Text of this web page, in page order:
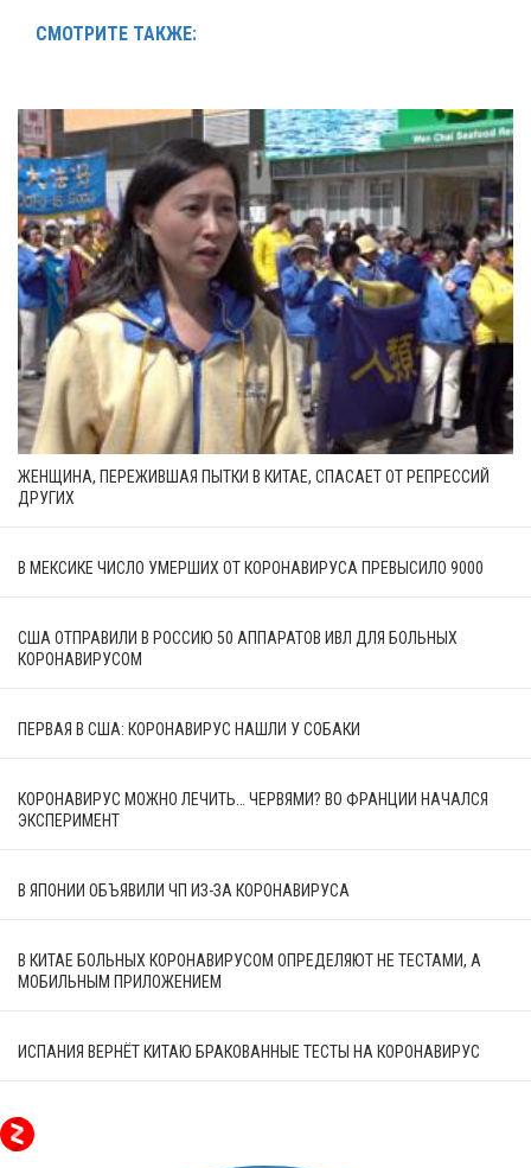
СМОТРИТЕ ТАКЖЕ:
ЖЕНЩИНА, ПЕРЕЖИВШАЯ ПЫТКИ В КИТАЕ, СПАСАЕТ ОТ РЕПРЕССИЙ
ДРУГИХ
В МЕКСИКЕ ЧИСЛО УМЕРШИХ ОТ КОРОНАВИРУСА ПРЕВЫСИЛО 9000
США ОТПРАВИЛИ В РОССИЮ 50 АППАРАТОВ ИВЛ ДЛЯ БОЛЬНЫХ
КОРОНАВИРУСОМ
ПЕРВАЯ В США: КОРОНАВИРУС НАШЛИ У СОБАКИ
КОРОНАВИРУС МОЖНО ЛЕЧИТЬ… ЧЕРВЯМИ? ВО ФРАНЦИИ НАЧАЛСЯ
ЭКСПЕРИМЕНТ
В ЯПОНИИ ОБЪЯВИЛИ ЧП ИЗ-ЗА КОРОНАВИРУСА
В КИТАЕ БОЛЬНЫХ КОРОНАВИРУСОМ ОПРЕДЕЛЯЮТ НЕ ТЕСТАМИ, А
МОБИЛЬНЫМ ПРИЛОЖЕНИЕМ
ИСПАНИЯ ВЕРНЁТ КИТАЮ БРАКОВАННЫЕ ТЕСТЫ НА КОРОНАВИРУС